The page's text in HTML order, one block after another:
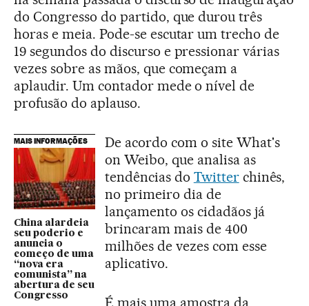
do Congresso do partido, que durou três
horas e meia. Pode-se escutar um trecho de
19 segundos do discurso e pressionar várias
vezes sobre as mãos, que começam a
aplaudir. Um contador mede o nível de
profusão do aplauso.
MAIS INFORMAÇÕES
China alardeia
seu poderio e
anuncia o
começo de uma
“nova era
comunista” na
abertura de seu
Congresso
De acordo com o site What's
on Weibo, que analisa as
tendências do Twitterchinês,
no primeiro dia de
lançamento os cidadãos já
brincaram mais de 400
milhões de vezes com esse
aplicativo.